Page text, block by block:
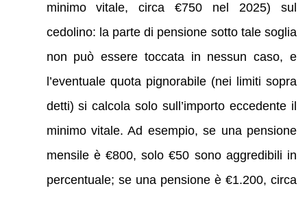
minimo vitale, circa €750 nel 2025) sul
cedolino: la parte di pensione sotto tale soglia
non può essere toccata in nessun caso, e
l’eventuale quota pignorabile (nei limiti sopra
detti) si calcola solo sull’importo eccedente il
minimo vitale. Ad esempio, se una pensione
mensile è €800, solo €50 sono aggredibili in
percentuale; se una pensione è €1.200, circa